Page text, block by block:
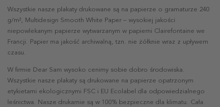
Wszystkie nasze plakaty drukowane są na papierze o gramaturze 240
g/m², Multidesign Smooth White Paper – wysokiej jakości
niepowlekanym papierze wytwarzanym w papierni Clairefontaine we
Francji. Papier ma jakość archiwalną, tzn. nie żółknie wraz z upływem
czasu.
W firmie Dear Sam wysoko cenimy sobie dobro środowiska.
Wszystkie nasze plakaty są drukowane na papierze opatrzonym
etykietami ekologicznymi FSC i EU Ecolabel dla odpowiedzialnego
leśnictwa. Nasze drukarnie są w 100% bezpieczne dla klimatu. Cała